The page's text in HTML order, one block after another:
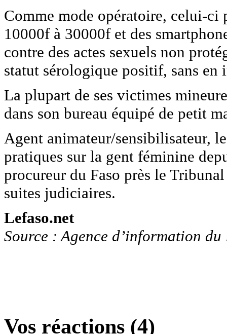
Comme mode opératoire, celui-ci
10000f à 30000f et des
contre des actes sexuels non
statut sérologique positif, sans en
La plupart de ses victimes
dans son bureau équipé de petit
Agent animateur/sensibilisateur,
pratiques sur la gent féminine
procureur du Faso près le
suites judiciaires.
Lefaso.net
Source : Agence d’information
Vos réactions (4)